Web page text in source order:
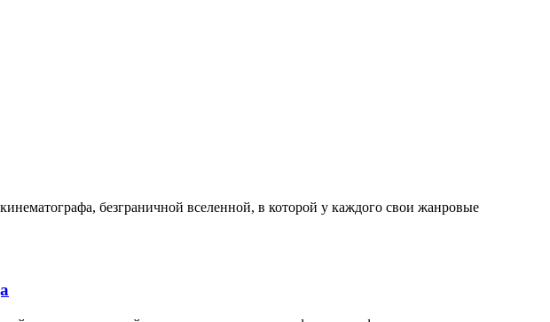
безграничной вселенной, в которой у каждого свои жанровые